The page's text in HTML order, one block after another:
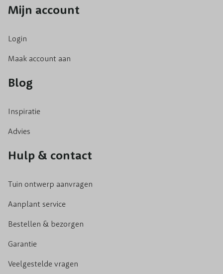
Mijn account
Login
Maak account aan
Blog
Inspiratie
Advies
Hulp & contact
Tuin ontwerp aanvragen
Aanplant service
Bestellen & bezorgen
Garantie
Veelgestelde vragen